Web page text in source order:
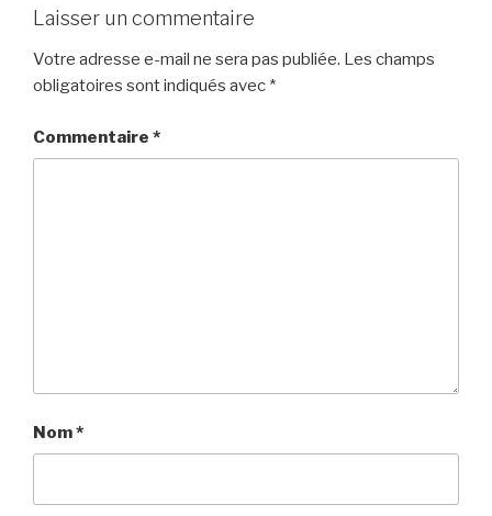
Laisser un commentaire
Votre adresse e-mail ne sera pas publiée. Les champs
obligatoires sont indiqués avec *
Commentaire *
Nom*